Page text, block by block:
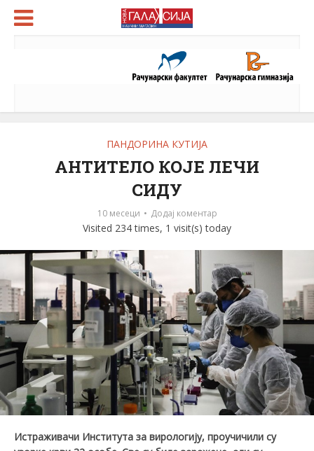
ПАНДОРИНА КУТИЈА
АНТИТЕЛО КОЈЕ ЛЕЧИ
СИДУ
10 месеци Додај коментар
Visited 234 times, 1 visit(s) today
Истраживачи Института за вирологију, проучичили су